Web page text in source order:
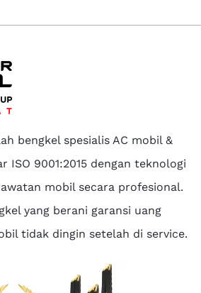
bengkel spesialis AC mobil &
ISO 9001:2015 dengan teknologi
mobil secara profesional.
yang berani garansi uang
tidak dingin setelah di service.